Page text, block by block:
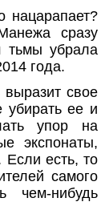
нацарапает?
сразу
тьмы убрала
года.
выразит свое
убирать ее и
упор на
экспонаты,
есть, то
самого
чем-нибудь